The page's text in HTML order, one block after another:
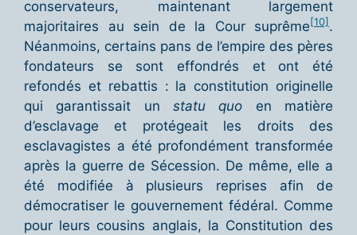
conservateurs, maintenant largement
majoritaires au sein de la Cour suprême [10] .
Néanmoins, certains pans de l’empire des pères
fondateurs se sont effondrés et ont été
refondés et rebattis : la constitution originelle
qui garantissait un statu quo en matière
d’esclavage et protégeait les droits des
esclavagistes a été profondément transformée
après la guerre de Sécession. De même, elle a
été modifiée à plusieurs reprises afin de
démocratiser le gouvernement fédéral. Comme
pour leurs cousins anglais, la Constitution des